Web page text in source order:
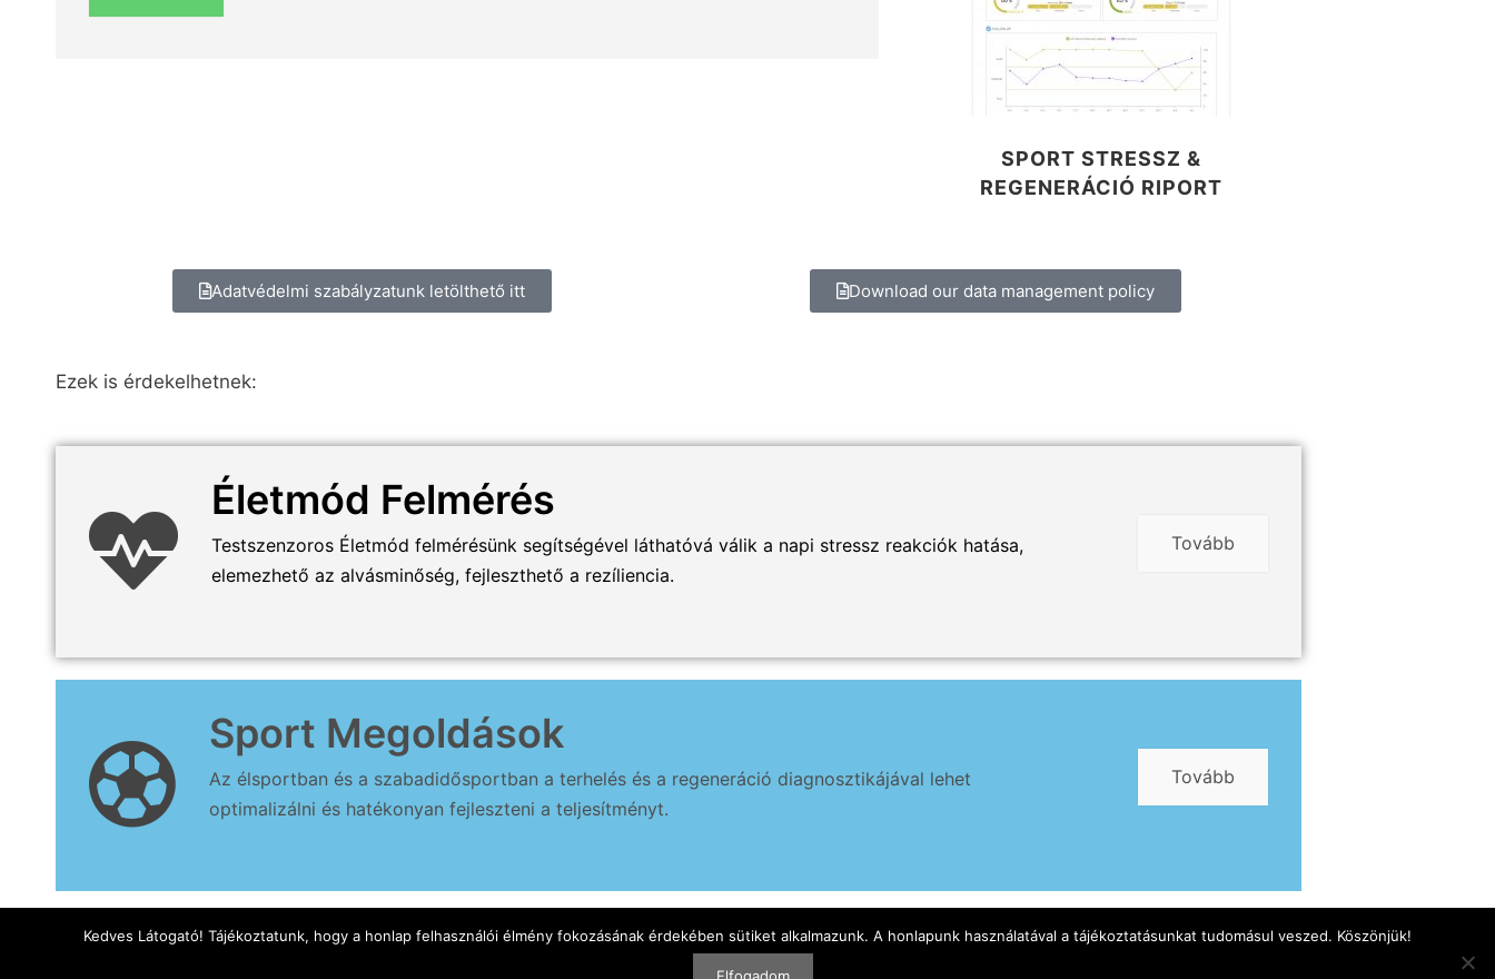
SPORT STRESSZ &
REGENERÁCIÓ RIPORT
Adatvédelmi szabályzatunk letölthető itt Download our data management policy
Ezek is érdekelhetnek:
Életmód Felmérés
Testszenzoros Életmód felmérésünk segítségével láthatóvá válik a napi stressz reakciók hatása,
elemezhető az alvásminőség, fejleszthető a rezíliencia.
Tovább
Sport Megoldások
Az élsportban és a szabadidősportban a terhelés és a regeneráció diagnosztikájával lehet
optimalizálni és hatékonyan fejleszteni a teljesítményt.
Tovább
Kedves Látogató! Tájékoztatunk, hogy a honlap felhasználói élmény fokozásának érdekében sütiket alkalmazunk. A honlapunk használatával a tájékoztatásunkat tudomásul veszed. Köszönjük!